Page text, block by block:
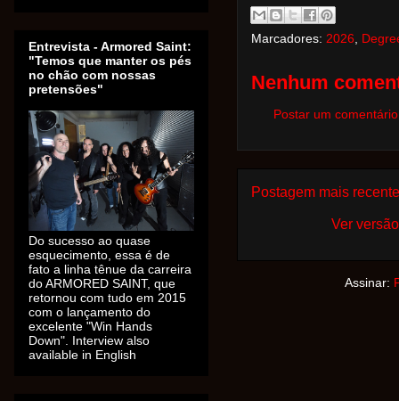
Marcadores: 2026,
Nenhum
Postar um comentário
Postagem mais recente
Ver
Assinar:
Entrevista - Armored Saint:
"Temos que manter os pés
no chão com nossas
pretensões"
Do sucesso ao quase
esquecimento, essa é de
fato a linha tênue da carreira
do ARMORED SAINT, que
retornou com tudo em 2015
com o lançamento do
excelente "Win Hands
Down". Interview also
available in English